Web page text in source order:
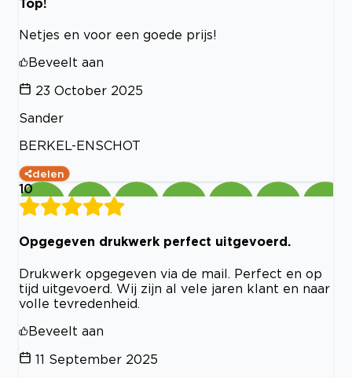
Top!
Netjes en voor een goede prijs!
Beveelt aan
23 October 2025
Sander
BERKEL-ENSCHOT
delen
10
Opgegeven drukwerk perfect uitgevoerd.
Drukwerk opgegeven via de mail. Perfect en op
tijd uitgevoerd. Wij zijn al vele jaren klant en naar
volle tevredenheid.
Beveelt aan
11 September 2025